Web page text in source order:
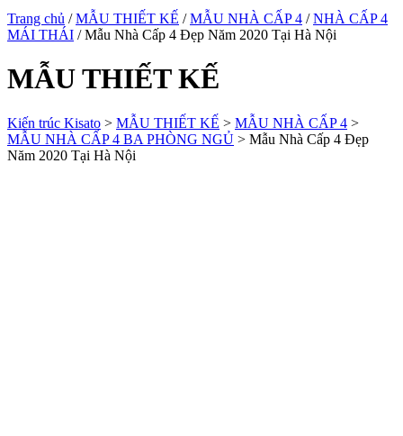
Trang chủ /MẪU THIẾT KẾ /MẪU NHÀ CẤP 4 /NHÀ CẤP 4
MÁI THÁI / Mẫu Nhà Cấp 4 Đẹp Năm 2020 Tại Hà Nội
MẪU THIẾT KẾ
Kiến trúc Kisato > MẪU THIẾT KẾ > MẪU NHÀ CẤP 4 >
MẪU NHÀ CẤP 4 BA PHÒNG NGỦ > Mẫu Nhà Cấp 4 Đẹp
Năm 2020 Tại Hà Nội